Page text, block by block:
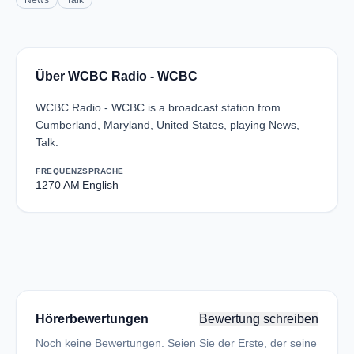
Über WCBC Radio - WCBC
WCBC Radio - WCBC is a broadcast station from
Cumberland, Maryland, United States, playing News,
Talk.
FREQUENZ
1270 AM
SPRACHE
English
Hörerbewertungen Bewertung schreiben
Noch keine Bewertungen. Seien Sie der Erste, der seine